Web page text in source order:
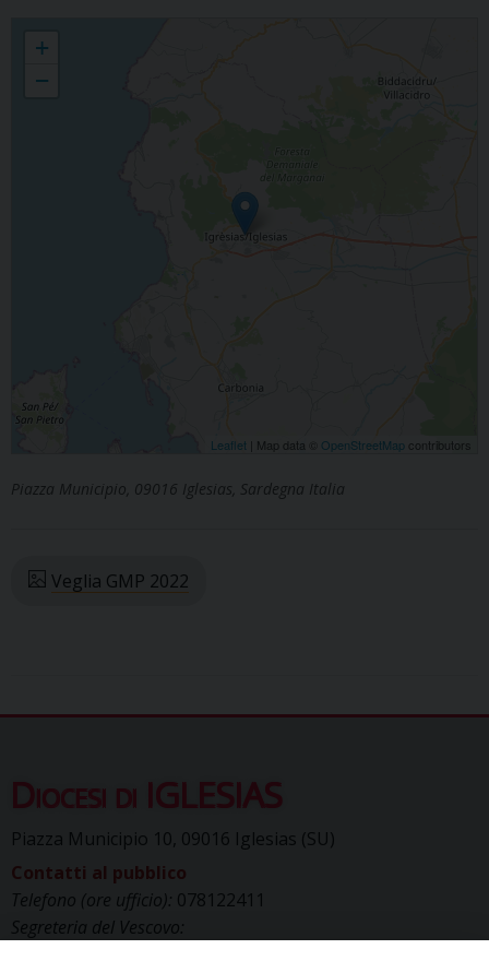
+
−
Leaflet | Map data © OpenStreetMap contributors
Piazza Municipio, 09016 Iglesias, Sardegna Italia
Veglia GMP 2022
Diocesi di IGLESIAS
Piazza Municipio 10, 09016 Iglesias (SU)
Contatti al pubblico
Telefono (ore ufficio): 078122411
Segreteria del Vescovo: